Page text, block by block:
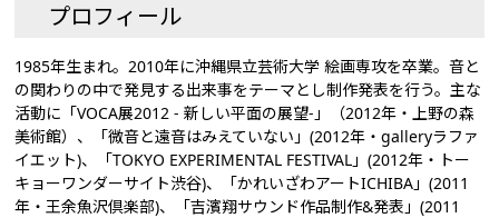
プロフィール
1985年生まれ。2010年に沖縄県立芸術大学 絵画専攻を卒業。音と
の関わりの中で発見する出来事をテーマとし制作発表を行う。主な
活動に「VOCA展2012 - 新しい平面の展望-」（2012年・上野の森
美術館）、「微音と遠音はみえていない」(2012年・galleryラファ
イエット)、「TOKYO EXPERIMENTAL FESTIVAL」(2012年・トー
キョーワンダーサイト渋谷)、「かれいざわアートICHIBA」(2011
年・王余魚沢倶楽部)、「吉濱翔サウンド作品制作&発表」(2011